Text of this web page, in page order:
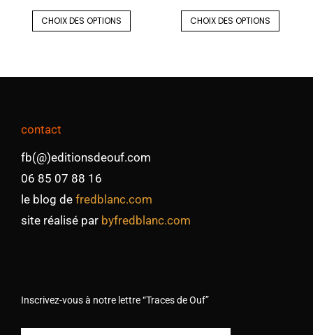
CHOIX DES OPTIONS CHOIX DES OPTIONS
contact
fb(@)editionsdeouf.com
06 85 07 88 16
le blog de fredblanc.com
site réalisé par byfredblanc.com
Inscrivez-vous à notre lettre “Traces de Ouf”